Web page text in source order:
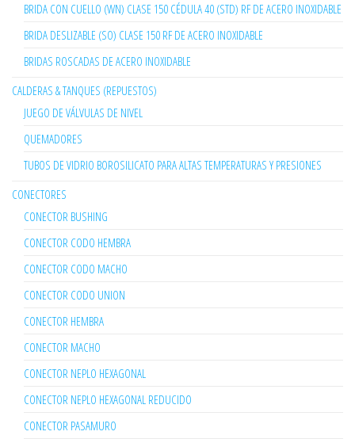
BRIDA CON CUELLO (WN) CLASE 150 CÉDULA 40 (STD) RF DE ACERO INOXIDABLE
BRIDA DESLIZABLE (SO) CLASE 150 RF DE ACERO INOXIDABLE
BRIDAS ROSCADAS DE ACERO INOXIDABLE
CALDERAS & TANQUES (REPUESTOS)
JUEGO DE VÁLVULAS DE NIVEL
QUEMADORES
TUBOS DE VIDRIO BOROSILICATO PARA ALTAS TEMPERATURAS Y PRESIONES
CONECTORES
CONECTOR BUSHING
CONECTOR CODO HEMBRA
CONECTOR CODO MACHO
CONECTOR CODO UNION
CONECTOR HEMBRA
CONECTOR MACHO
CONECTOR NEPLO HEXAGONAL
CONECTOR NEPLO HEXAGONAL REDUCIDO
CONECTOR PASAMURO